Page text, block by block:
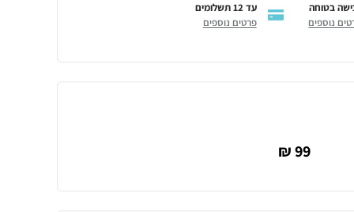
בטוחה
נוספים
עד 12 תשלומים
פרטים נוספים
99 ₪